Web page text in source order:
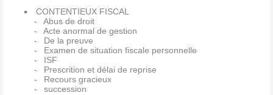
CONTENTIEUX FISCAL
Abus de droit
Acte anormal de gestion
De la preuve
Examen de situation fiscale personnelle
ISF
Prescrition et délai de reprise
Recours gracieux
succession